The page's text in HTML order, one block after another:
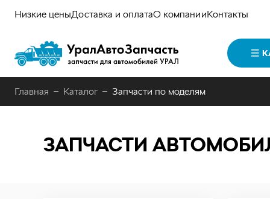
Низкие ценыДоставка и оплатаО компанииКонтакты
Главная Каталог Запчасти по моделям
ЗАПЧАСТИ